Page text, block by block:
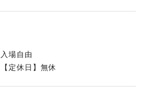
入場自由
【定休日】無休